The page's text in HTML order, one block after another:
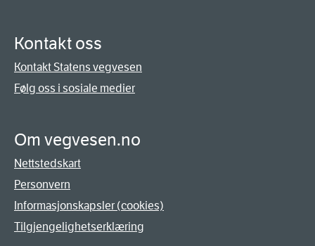
Kontakt oss
Kontakt Statens vegvesen
Følg oss i sosiale medier
Om vegvesen.no
Nettstedskart
Personvern
Informasjonskapsler (cookies)
Tilgjengelighetserklæring